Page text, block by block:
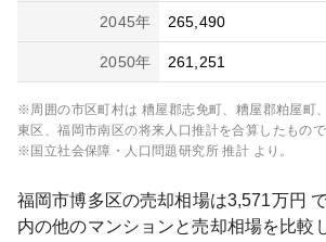
2045年 265,490
2050年 261,251
※周囲の市区町村は 糟屋郡志免町、糟屋郡粕屋町
東区、福岡市南区の将来人口推計を合算したもので
※国立社会保障・人口問題研究所 推計 より。
福岡市博多区の売却相場は3,571万円
内の他のマンションと売却相場を比較